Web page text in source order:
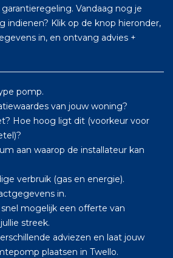
Vandaag nog je
indienen? Klik op de knop hieronder,
in, en ontvang advies +
pomp.
van jouw woning?
Hoe hoog ligt dit (voorkeur voor
aan waarop de installateur kan
verbruik (gas en energie).
in.
mogelijk een offerte van
streek.
adviezen en laat jouw
plaatsen in Twello.